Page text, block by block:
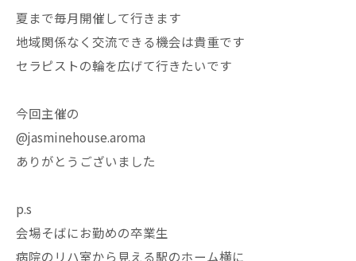
夏まで毎月開催して行きます
地域関係なく交流できる機会は貴重です
セラピストの輪を広げて行きたいです
今回主催の
@jasminehouse.aroma
ありがとうございました
p.s
会場そばにお勤めの卒業生
病院のリハ室から見える駅のホーム横に